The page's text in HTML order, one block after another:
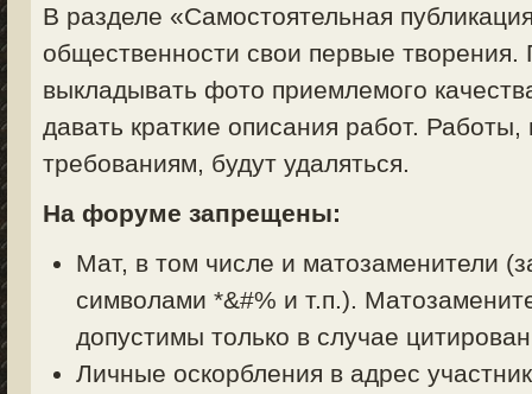
В разделе «Самостоятельная
общественности свои первые
выкладывать фото приемлемого
давать краткие описания работ.
требованиям, будут удаляться.
На форуме запрещены:
Мат, в том числе и матозаменители
символами *&#% и т.п.).
допустимы только в случае
Личные оскорбления в адрес